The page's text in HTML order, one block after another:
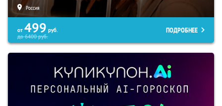
Россия
от 499 руб.
до6400руб.
ПОДРОБНЕЕ